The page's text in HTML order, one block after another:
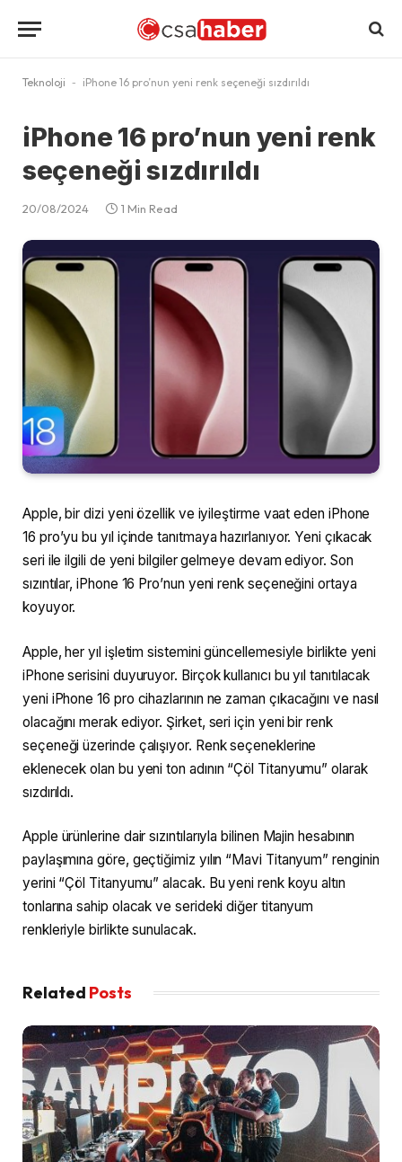
Teknoloji - iPhone 16 pro’nun yeni renk seçeneği sızdırıldı
iPhone 16 pro’nun yeni renk
seçeneği sızdırıldı
20/08/2024 1 Min Read
Apple, bir dizi yeni özellik ve iyileştirme vaat eden iPhone
16 pro’yu bu yıl içinde tanıtmaya hazırlanıyor. Yeni çıkacak
seri ile ilgili de yeni bilgiler gelmeye devam ediyor. Son
sızıntılar, iPhone 16 Pro’nun yeni renk seçeneğini ortaya
koyuyor.
Apple, her yıl işletim sistemini güncellemesiyle birlikte yeni
iPhone serisini duyuruyor. Birçok kullanıcı bu yıl tanıtılacak
yeni iPhone 16 pro cihazlarının ne zaman çıkacağını ve nasıl
olacağını merak ediyor. Şirket, seri için yeni bir renk
seçeneği üzerinde çalışıyor. Renk seçeneklerine
eklenecek olan bu yeni ton adının “Çöl Titanyumu” olarak
sızdırıldı.
Apple ürünlerine dair sızıntılarıyla bilinen Majin hesabının
paylaşımına göre, geçtiğimiz yılın “Mavi Titanyum” renginin
yerini “Çöl Titanyumu” alacak. Bu yeni renk koyu altın
tonlarına sahip olacak ve serideki diğer titanyum
renkleriyle birlikte sunulacak.
Related Posts